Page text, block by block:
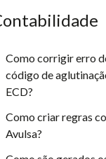
Como corrigir erro
código de
ECD?
Como criar regras
Avulsa?